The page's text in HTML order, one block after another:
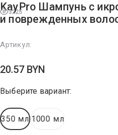
3225
KayPro Шампунь с
и поврежденных
Артикул:
20.57 BYN
Выберите вариант:
350 мл 1000 мл